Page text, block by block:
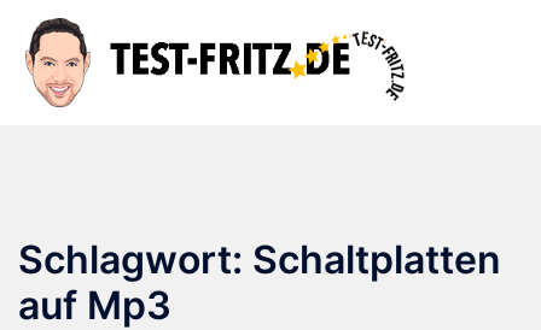
Inhalt
springen
Schlagwort: Schaltplatten
auf Mp3